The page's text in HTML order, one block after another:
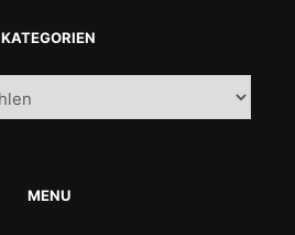
KATEGORIEN
MENU